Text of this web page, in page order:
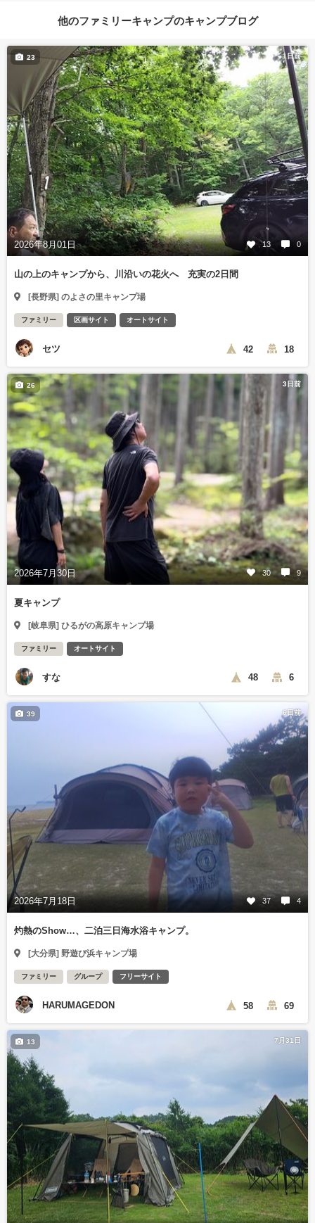
他のファミリーキャンプのキャンプブログ
1日前
2026年8月01日 13 0
23
山の上のキャンプから、川沿いの花火へ 充実の2日間
[長野県] のよさの里キャンプ場
ファミリー 区画サイト オートサイト
セツ 42 18
3日前
2026年7月30日 30 9
26
夏キャンプ
[岐阜県] ひるがの高原キャンプ場
ファミリー オートサイト
すな 48 6
6日前
2026年7月18日 37 4
39
灼熱のShow…、二泊三日海水浴キャンプ。
[大分県] 野遊び浜キャンプ場
ファミリー グループ フリーサイト
HARUMAGEDON 58 69
7月31日
13